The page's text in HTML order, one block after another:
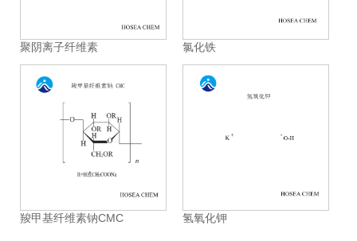
聚阴离子纤维素 氯化铁
羧甲基纤维素钠CMC 氢氧化钾